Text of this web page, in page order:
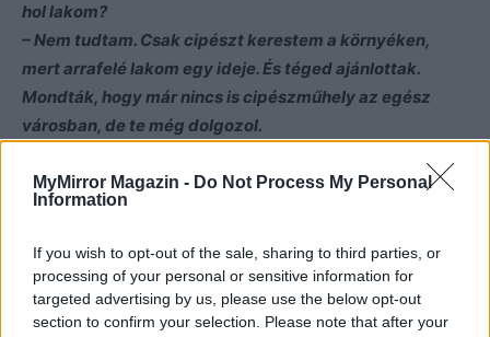
MyMirror Magazin - Do Not Process My Personal
Information
If you wish to opt-out of the sale, sharing to third parties, or
processing of your personal or sensitive information for
targeted advertising by us, please use the below opt-out
section to confirm your selection. Please note that after your
hol lakom?
– Nem tudtam. Csak cipészt kerestem a környéken,
mert arrafelé lakom egy ideje. És téged ajánlottak.
Mondták, hogy már nincs is cipészműhely az egész
városban, de te még dolgozol.
– Én tudtam. Megéreztem.
mondja-e vagy vigasztalni akarja, mint a beteget, aki épp
túl van a veszélyen.